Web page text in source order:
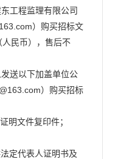
工程监理有限公司
）购买招标文
民币），售后不
送以下加盖单位公
）购买招标
明文件复印件；
定代表人证明书及